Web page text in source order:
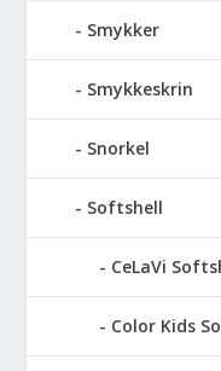
Smykker
Smykkeskrin
Snorkel
Softshell
CeLaVi
Color Kids